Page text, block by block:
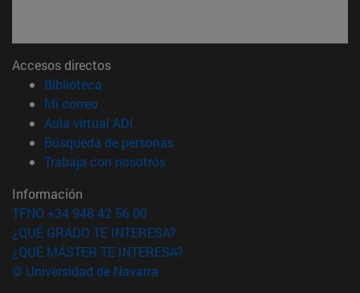
Accesos directos
Biblioteca
Mi correo(abre en nueva ventana)
Aula virtual ADI
Búsqueda de personas(abre en nueva ventana)
Trabaja con nosotros(abre en nueva ventana)
Información
TFNO +34 948 42 56 00
¿QUÉ GRADO TE INTERESA?
¿QUÉ MÁSTER TE INTERESA?
© Universidad de Navarra